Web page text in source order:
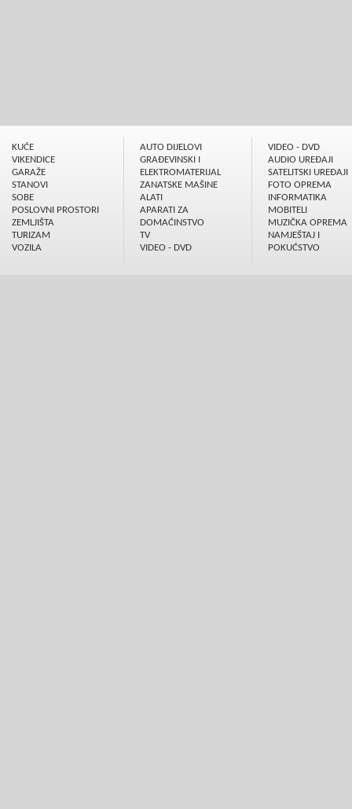
KUĆE
VIKENDICE
GARAŽE
STANOVI
SOBE
POSLOVNI PROSTORI
ZEMLJIŠTA
TURIZAM
VOZILA
AUTO DIJELOVI
GRAÐEVINSKI I
ELEKTROMATERIJAL
ZANATSKE MAŠINE
ALATI
APARATI ZA
DOMAĆINSTVO
TV
VIDEO - DVD
VIDEO - DVD
AUDIO UREÐAJI
SATELITSKI UREÐAJI
FOTO OPREMA
INFORMATIKA
MOBITELI
MUZIČKA OPREMA
NAMJEŠTAJ I
POKUĆSTVO